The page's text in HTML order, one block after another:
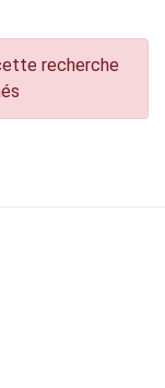
recherche